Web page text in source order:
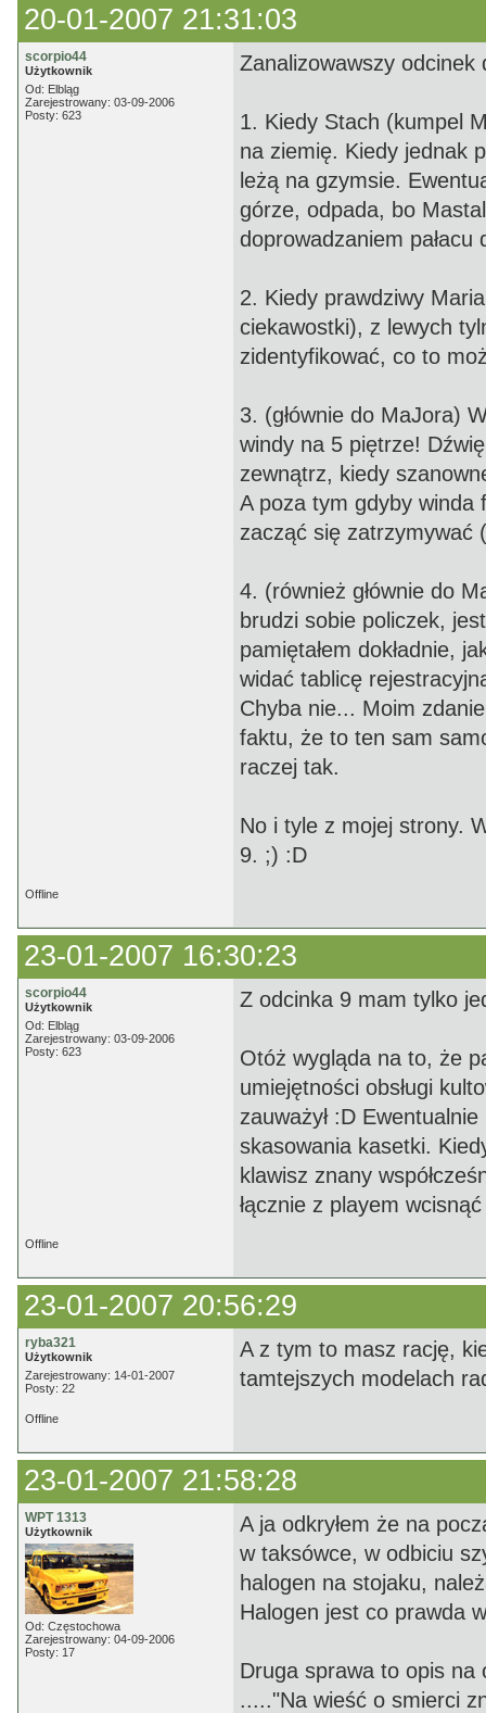
20-01-2007 21:31:03
scorpio44
Użytkownik
Od: Elbląg
Zarejestrowany: 03-09-2006
Posty: 623
Zanalizowawszy
1. Kiedy Stach (kumpel
na ziemię. Kiedy jednak
leżą na gzymsie.
górze, odpada, bo
doprowadzaniem pałacu
2. Kiedy prawdziwy
ciekawostki), z lewych
zidentyfikować, co to
3. (głównie do MaJora)
windy na 5 piętrze!
zewnątrz, kiedy
A poza tym gdyby winda
zacząć się zatrzymywać
4. (również głównie do
brudzi sobie policzek,
pamiętałem dokładnie,
widać tablicę
Chyba nie... Moim
faktu, że to ten sam
raczej tak.
No i tyle z mojej strony.
9. ;) :D
Offline
23-01-2007 16:30:23
scorpio44
Użytkownik
Od: Elbląg
Zarejestrowany: 03-09-2006
Posty: 623
Z odcinka 9 mam tylko
Otóż wygląda na to, że
umiejętności obsługi
zauważył :D
skasowania kasetki.
klawisz znany
łącznie z playem
Offline
23-01-2007 20:56:29
ryba321
Użytkownik
Zarejestrowany: 14-01-2007
Posty: 22
A z tym to masz rację,
tamtejszych modelach
Offline
23-01-2007 21:58:28
WPT 1313
Użytkownik
Od: Częstochowa
Zarejestrowany: 04-09-2006
Posty: 17
A ja odkryłem że na
w taksówce, w odbiciu
halogen na stojaku,
Halogen jest co prawda
Druga sprawa to opis na
....."Na wieść o smierci